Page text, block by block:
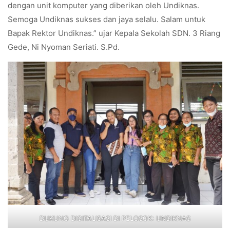
dengan unit komputer yang diberikan oleh Undiknas.
Semoga Undiknas sukses dan jaya selalu. Salam untuk
Bapak Rektor Undiknas.” ujar Kepala Sekolah SDN. 3 Riang
Gede, Ni Nyoman Seriati. S.Pd.
DUKUNG DIGITALISASI DI PELOSOK: UNDIKNAS